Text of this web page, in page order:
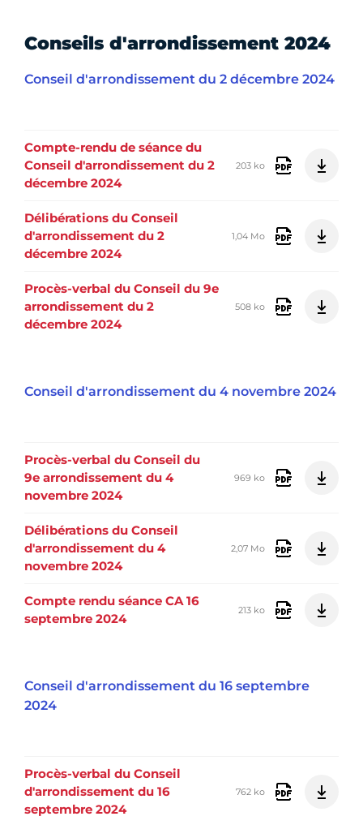
Conseils d'arrondissement 2024
Conseil d'arrondissement du 2 décembre 2024
Compte-rendu de séance du
Conseil d'arrondissement du 2
décembre 2024
203 ko
Délibérations du Conseil
d'arrondissement du 2
décembre 2024
1,04 Mo
Procès-verbal du Conseil du 9e
arrondissement du 2
décembre 2024
508 ko
Conseil d'arrondissement du 4 novembre 2024
Procès-verbal du Conseil du
9e arrondissement du 4
novembre 2024
969 ko
Délibérations du Conseil
d'arrondissement du 4
novembre 2024
2,07 Mo
Compte rendu séance CA 16
septembre 2024
213 ko
Conseil d'arrondissement du 16 septembre
2024
Procès-verbal du Conseil
d'arrondissement du 16
septembre 2024
762 ko